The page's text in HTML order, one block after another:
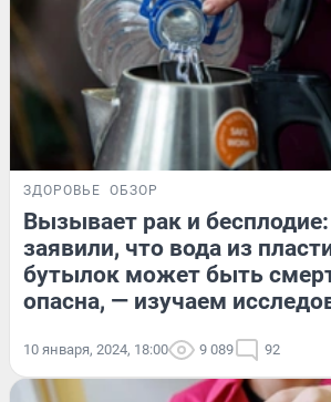
ЗДОРОВЬЕ ОБЗОР
Вызывает рак и
заявили, что вода из
бутылок может быть
опасна, — изучаем
10 января, 2024, 18:00 9 089 92